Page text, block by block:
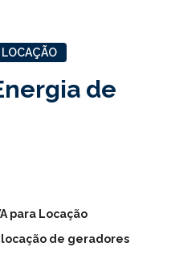
LOCAÇÃO
de
para Locação
de geradores